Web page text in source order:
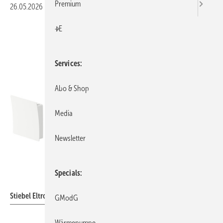
26.05.2026 Veröffentlicht in
Stiebel Eltron: Enthalpie-Pendellüfter LWE-W 100 P.
Premium
+E
Services
Abo & Shop
Media
Newsletter
Specials
GModG